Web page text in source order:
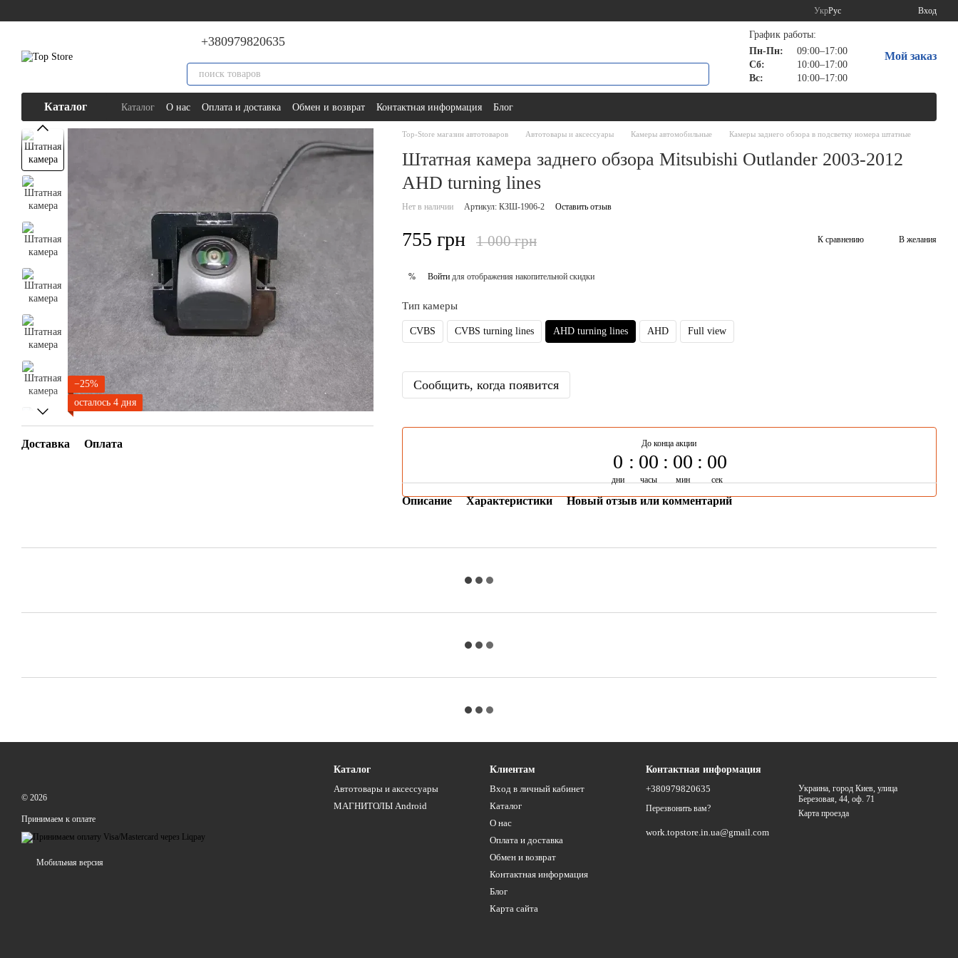
УкрРус Вход
+380979820635
График работы:
Пн-Пн:
09:00–17:00
Сб:
10:00–17:00
Вс:
10:00–17:00
Мой заказ
Каталог Каталог О нас Оплата и доставка Обмен и возврат Контактная информация Блог
−25%
осталось 4 дня
Доставка Оплата
Top-Store магазин автотоваров Автотовары и аксессуары Камеры автомобильные Камеры заднего обзора в подсветку номера штатные
Штатная камера заднего обзора Mitsubishi Outlander 2003-2012
AHD turning lines
Нет в наличии Артикул: КЗШ-1906-2 Оставить отзыв
755 грн 1 000 грн К сравнению В желания
% Войтидля отображения накопительной скидки
Тип камеры
CVBS CVBS turning lines AHD turning lines AHD Full view
Сообщить, когда появится
До конца акции
0
дни
00
часы
00
мин
00
сек
Описание Характеристики Новый отзыв или комментарий
© 2026
Принимаем к оплате
Мобильная версия
Каталог
Автотовары и аксессуары
МАГНИТОЛЫ Android
Клиентам
Вход в личный кабинет
Каталог
О нас
Оплата и доставка
Обмен и возврат
Контактная информация
Блог
Карта сайта
Контактная информация
+380979820635
Перезвонить вам?
work.topstore.in.ua@gmail.com
Украина, город Киев, улица
Березовая, 44, оф. 71
Карта проезда